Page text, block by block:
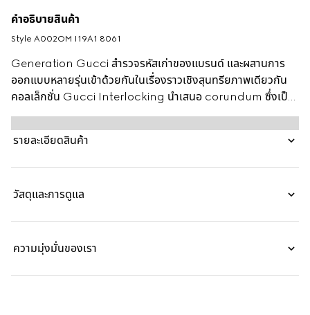
คำอธิบายสินค้า
Style ‎A002OM I19A1 8061
Generation Gucci สำรวจรหัสเก่าของแบรนด์ และผสานการ
ออกแบบหลายรุ่นเข้าด้วยกันในเรื่องราวเชิงสุนทรียภาพเดียวกัน
คอลเล็กชั่น Gucci Interlocking นำเสนอ corundum ซึ่งเป็น
อลูมิเนียมอัลลอยที่มีความแข็งแรงรองจากเพชรเท่านั้น แหวนวงนี้
โดดเด่นด้วยรายละเอียด Interlocking G คัตเอาท์แบบโดม
รายละเอียดสินค้า
วัสดุและการดูแล
ความมุ่งมั่นของเรา